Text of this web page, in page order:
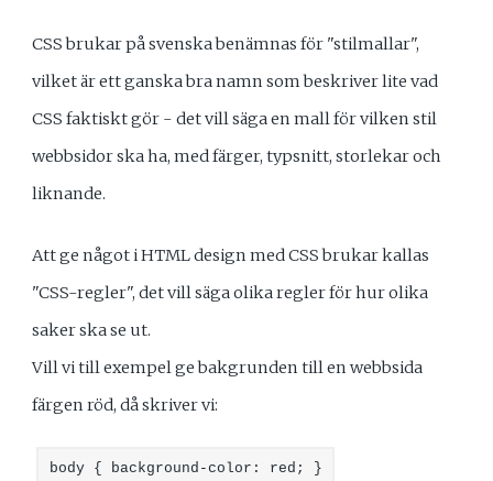
CSS brukar på svenska benämnas för "stilmallar",
vilket är ett ganska bra namn som beskriver lite vad
CSS faktiskt gör - det vill säga en mall för vilken stil
webbsidor ska ha, med färger, typsnitt, storlekar och
liknande.
Att ge något i HTML design med CSS brukar kallas
"CSS-regler", det vill säga olika regler för hur olika
saker ska se ut.
Vill vi till exempel ge bakgrunden till en webbsida
färgen röd, då skriver vi:
body { background-color: red; }